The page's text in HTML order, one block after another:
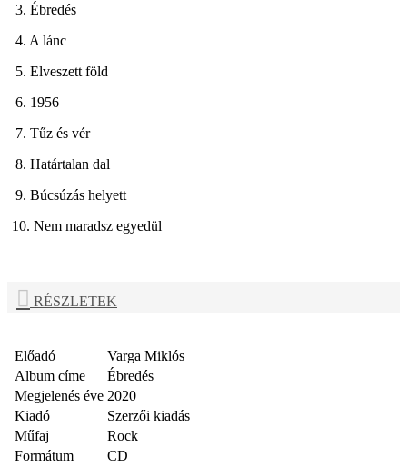
3. Ébredés
4. A lánc
5. Elveszett föld
6. 1956
7. Tűz és vér
8. Határtalan dal
9. Búcsúzás helyett
10. Nem maradsz egyedül
RÉSZLETEK
Előadó
Varga Miklós
Album címe
Ébredés
Megjelenés éve 2020
Kiadó
Szerzői kiadás
Műfaj
Rock
Formátum
CD